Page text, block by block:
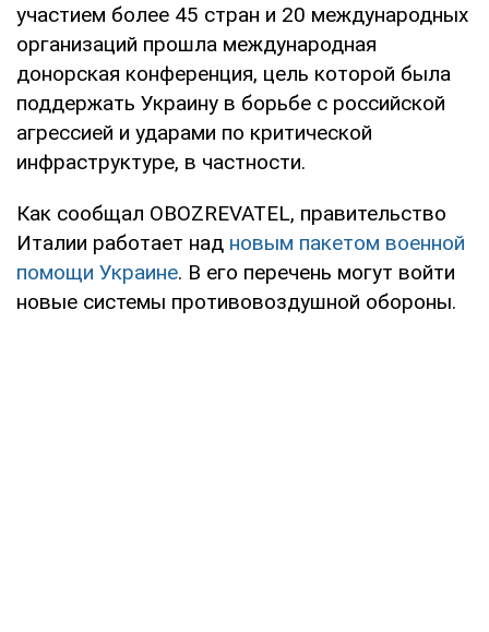
участием более 45 стран и 20 международных
организаций прошла международная
донорская конференция, цель которой была
поддержать Украину в борьбе с российской
агрессией и ударами по критической
инфраструктуре, в частности.
Как сообщал OBOZREVATEL, правительство
Италии работает над новым пакетом военной
помощи Украине. В его перечень могут войти
новые системы противовоздушной обороны.